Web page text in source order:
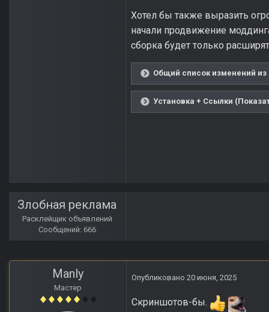
Хотел бы также выразить
начали продвижение
сборка будет только
Общий список изменений из
Установка + Ссылки
Злобная реклама
Расклейщик объявлений
Сообщений: 666
Manly
Мастер
Опубликовано 20 июня, 2025
Скриншотов-бы.